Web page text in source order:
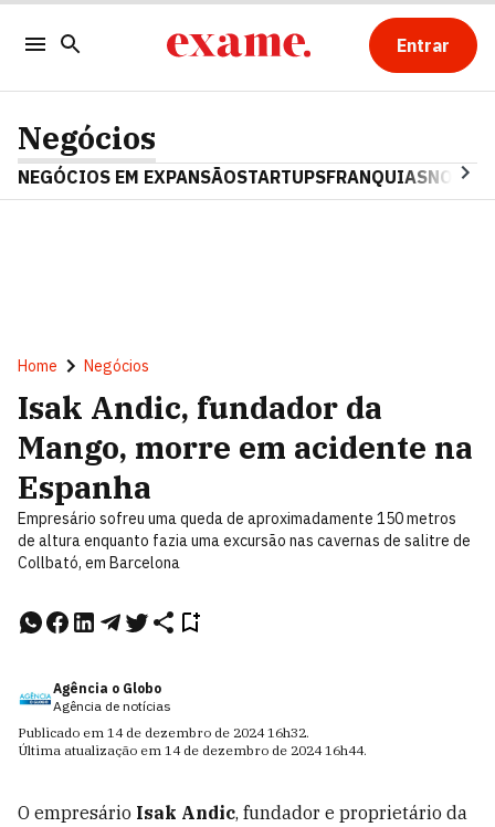
Entrar
Negócios
NEGÓCIOS EM EXPANSÃOSTARTUPSFRANQUIAS
Home Negócios
Isak Andic, fundador da
Mango, morre em acidente na
Espanha
Empresário sofreu uma queda de aproximadamente 150 metros
de altura enquanto fazia uma excursão nas cavernas de salitre de
Collbató, em Barcelona
Agência o Globo
Agência de notícias
Publicado em 14 de dezembro de 2024 16h32.
Última atualização em 14 de dezembro de 2024 16h44.
O empresário Isak Andic, fundador e proprietário da